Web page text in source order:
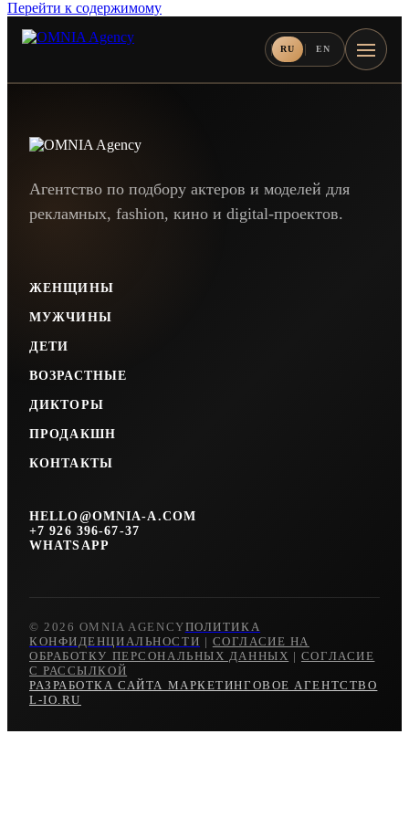
Перейти к содержимому
RU EN
Кристина
Нуар
Дарья
Янжула
Алевтина
Сапожникова
Елена
Якунина
Пелагея
Житкова
Диана
Бойко
Диана
Руднева
Елена
Соколова
Агентство по подбору актеров и моделей для
рекламных, fashion, кино и digital-проектов.
ЖЕНЩИНЫ
МУЖЧИНЫ
ДЕТИ
ВОЗРАСТНЫЕ
ДИКТОРЫ
ПРОДАКШН
КОНТАКТЫ
HELLO@OMNIA-A.COM
+7 926 396-67-37
WHATSAPP
© 2026 OMNIA AGENCYПОЛИТИКА
КОНФИДЕНЦИАЛЬНОСТИ | СОГЛАСИЕ НА
ОБРАБОТКУ ПЕРСОНАЛЬНЫХ ДАННЫХ | СОГЛАСИЕ
С РАССЫЛКОЙ
РАЗРАБОТКА САЙТА МАРКЕТИНГОВОЕ АГЕНТСТВО
L-IO.RU